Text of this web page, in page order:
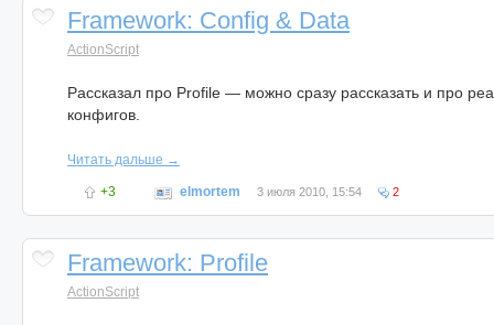
Framework: Config & Data
ActionScript
Рассказал про Profile — можно сразу рассказать и про
конфигов.
Читать дальше →
+3 elmortem 3 июля 2010, 15:54 2
Framework: Profile
ActionScript